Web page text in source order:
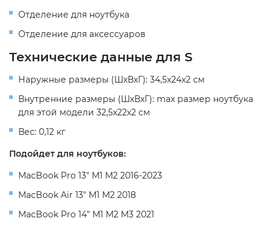
Отделение для ноутбука
Отделение для аксессуаров
Технические данные для S
Наружные размеры (ШхВхГ): 34,5х24х2 см
Внутренние размеры (ШхВхГ): max размер ноутбука
для этой модели 32,5х22х2 см
Вес: 0,12 кг
Подойдет для ноутбуков:
MacBook Pro 13" M1 M2 2016-2023
MacBook Air 13" M1 M2 2018
MacBook Pro 14" M1 M2 M3 2021